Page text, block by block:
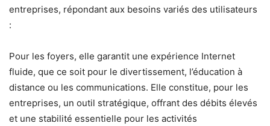
entreprises, répondant aux besoins variés des utilisateurs
:
Pour les foyers, elle garantit une expérience Internet
fluide, que ce soit pour le divertissement, l’éducation à
distance ou les communications. Elle constitue, pour les
entreprises, un outil stratégique, offrant des débits élevés
et une stabilité essentielle pour les activités